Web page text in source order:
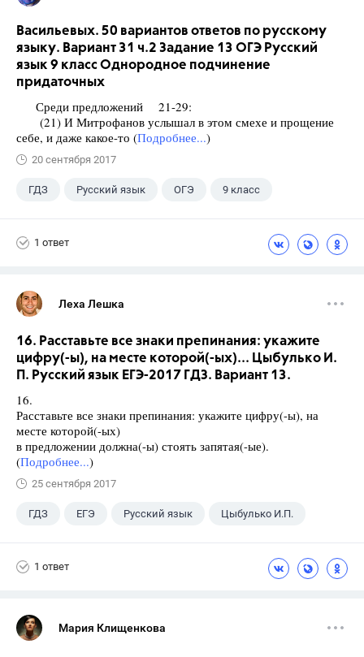
Васильевых. 50 вариантов ответов по русскому
языку. Вариант 31 ч.2 Задание 13 ОГЭ Русский
язык 9 класс Однородное подчинение
придаточных
Среди предложений 21-29:
(21) И Митрофанов услышал в этом смехе и прощение
себе, и даже какое-то (Подробнее...)
20 сентября 2017
ГДЗ Русский язык ОГЭ 9 класс
1 ответ
Леха Лешка
16. Расставьте все знаки препинания: укажите
цифру(-ы), на месте которой(-ых)... Цыбулько И.
П. Русский язык ЕГЭ-2017 ГДЗ. Вариант 13.
16.
Расставьте все знаки препинания: укажите цифру(-ы), на
месте которой(-ых)
в предложении должна(-ы) стоять запятая(-ые).
(Подробнее...)
25 сентября 2017
ГДЗ ЕГЭ Русский язык Цыбулько И.П.
1 ответ
Мария Клищенкова